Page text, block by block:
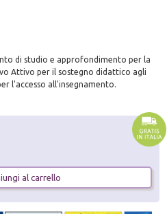
di studio e approfondimento per la
Attivo per il sostegno didattico agli
l'accesso all'insegnamento.
al carrello